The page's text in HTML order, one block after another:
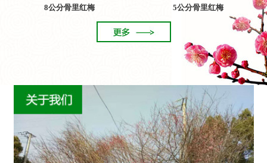
8公分骨里红梅 5公分骨里红梅